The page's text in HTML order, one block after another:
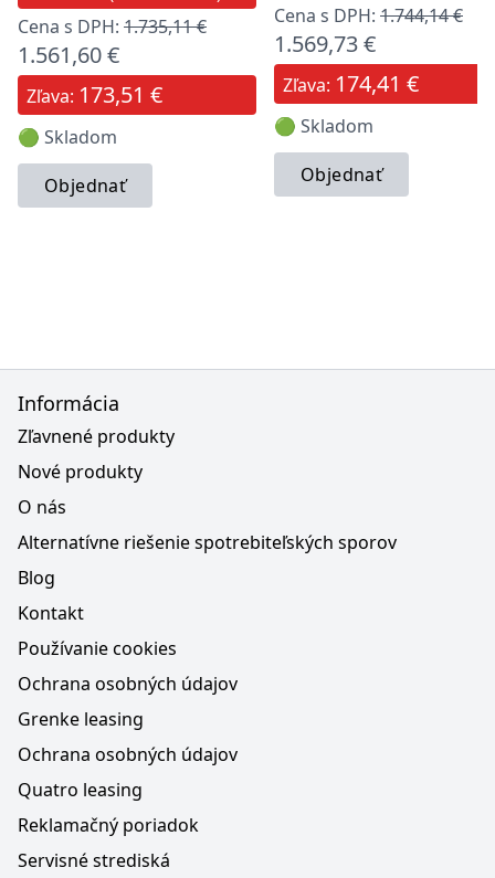
Cena s DPH: 1.735,11 €
1.561,60 €
Zľava: 173,51 €
🟢 Skladom
Objednať
Cena s DPH: 1.744,14 €
1.569,73 €
Zľava: 174,41 €
🟢 Skladom
Objednať
Informácia
Zľavnené produkty
Nové produkty
O nás
Alternatívne riešenie spotrebiteľských sporov
Blog
Kontakt
Používanie cookies
Ochrana osobných údajov
Grenke leasing
Ochrana osobných údajov
Quatro leasing
Reklamačný poriadok
Servisné strediská